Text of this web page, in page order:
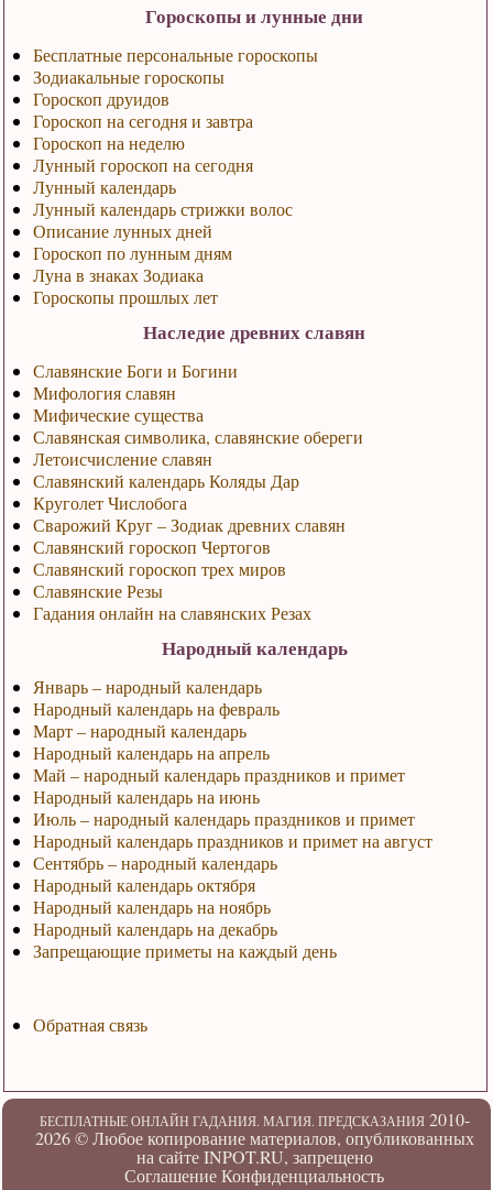
Гороскопы и лунные дни
Бесплатные персональные гороскопы
Зодиакальные гороскопы
Гороскоп друидов
Гороскоп на сегодня и завтра
Гороскоп на неделю
Лунный гороскоп на сегодня
Лунный календарь
Лунный календарь стрижки волос
Описание лунных дней
Гороскоп по лунным дням
Луна в знаках Зодиака
Гороскопы прошлых лет
Наследие древних славян
Славянские Боги и Богини
Мифология славян
Мифические существа
Славянская символика, славянские обереги
Летоисчисление славян
Славянский календарь Коляды Дар
Круголет Числобога
Сварожий Круг – Зодиак древних славян
Славянский гороскоп Чертогов
Славянский гороскоп трех миров
Славянские Резы
Гадания онлайн на славянских Резах
Народный календарь
Январь – народный календарь
Народный календарь на февраль
Март – народный календарь
Народный календарь на апрель
Май – народный календарь праздников и примет
Народный календарь на июнь
Июль – народный календарь праздников и примет
Народный календарь праздников и примет на август
Сентябрь – народный календарь
Народный календарь октября
Народный календарь на ноябрь
Народный календарь на декабрь
Запрещающие приметы на каждый день
Обратная связь
БЕСПЛАТНЫЕ ОНЛАЙН ГАДАНИЯ. МАГИЯ. ПРЕДСКАЗАНИЯ2010-
2026 ©Любое копирование материалов, опубликованных
на сайте INPOT.RU, запрещено
Соглашение Конфиденциальность